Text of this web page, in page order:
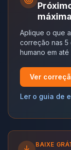
Aplique o que
correção nas 5
humano em até
Ver
Ler o guia de
BAIXE